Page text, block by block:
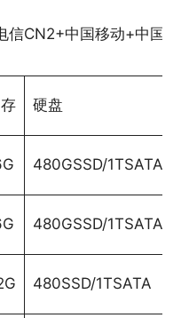
信CN2+中国移动+中国联
硬盘
480GSSD/1TSATA
480GSSD/1TSATA
480SSD/1TSATA